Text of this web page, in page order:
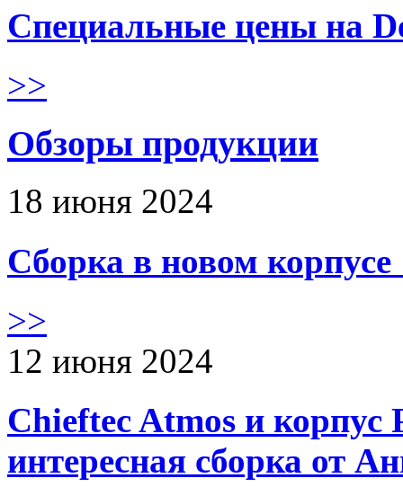
Специальные цены на
>>
Обзоры продукции
18 июня 2024
Сборка в новом
>>
12 июня 2024
Chieftec Atmos и корпус
интересная сборка от